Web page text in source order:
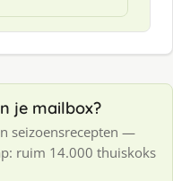
je mailbox?
seizoensrecepten —
ruim 14.000 thuiskoks